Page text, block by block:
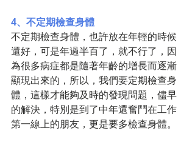
4、不定期檢查身體
不定期檢查身體，也許放在年輕的時候
還好，可是年過半百了，就不行了，因
為很多病症都是隨著年齡的增長而逐漸
顯現出來的，所以，我們要定期檢查身
體，這樣才能夠及時的發現問題，儘早
的解決，特別是到了中年還奮鬥在工作
第一線上的朋友，更是要多檢查身體。